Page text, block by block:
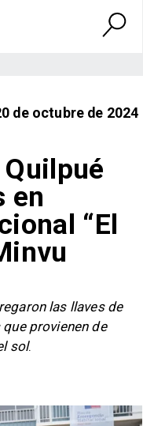
de octubre de 2024
en
“El
las llaves de
provienen de
sol.